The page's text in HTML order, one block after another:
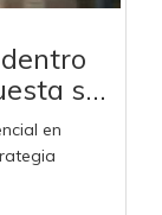
s...
en